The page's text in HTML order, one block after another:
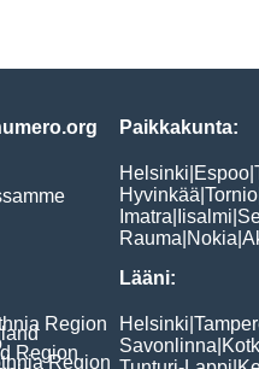
Region
RegionRegion
Paikkakunta:
Helsinki Espoo
Hyvinkää Tornio
Imatra Iisalmi
Rauma Nokia
Lääni:
Helsinki
Savonlinna